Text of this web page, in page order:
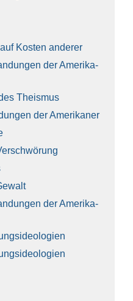
Kos­ten ande­rer
der Ame­ri­ka­
The­is­mus
der Ame­ri­ka­ner
der Ame­ri­ka­